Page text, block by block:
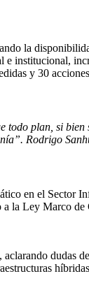
la
institucional,
y 30
plan, si
Rodrigo
en el Sector
la Ley Marco
dudas